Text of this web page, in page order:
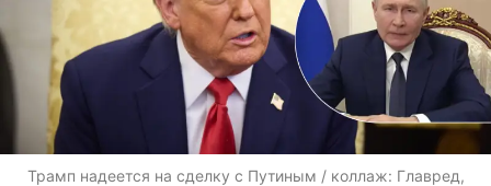
Трамп надеется на сделку с Путиным / коллаж: Главред,